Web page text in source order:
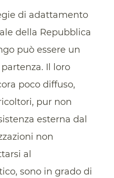
di adattamento
della Repubblica
può essere un
Il loro
poco diffuso,
pur non
esterna dal
non
al
sono in grado di